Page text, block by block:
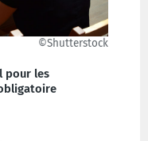
©Shutterstock
pour les